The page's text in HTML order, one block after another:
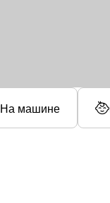
На машине